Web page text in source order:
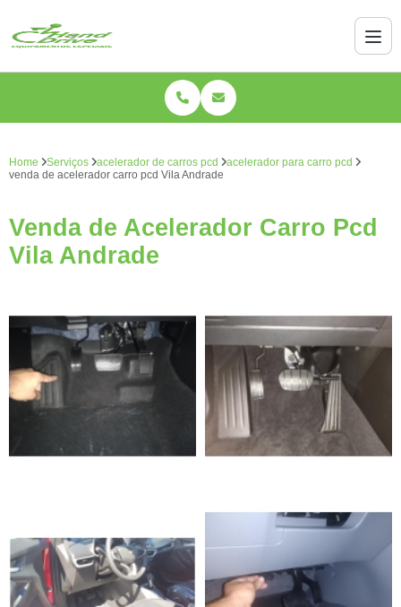
Home Serviços acelerador de carros pcd
acelerador para carro pcd
venda de acelerador carro pcd Vila Andrade
Venda de Acelerador Carro Pcd
Vila Andrade